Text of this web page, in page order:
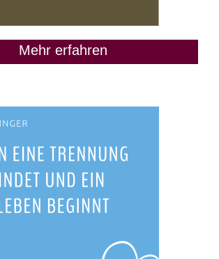
Mehr erfahren